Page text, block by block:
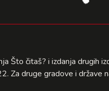
Što čitaš? i izdanja drugih
Za druge gradove i